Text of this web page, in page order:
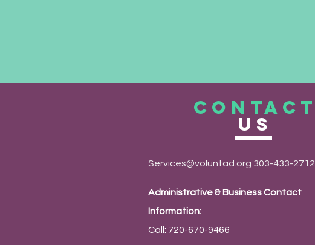
CONTACT
US
Services@voluntad.org 303-433-2712
Administrative & Business Contact
Information:
Call: 720-670-9466